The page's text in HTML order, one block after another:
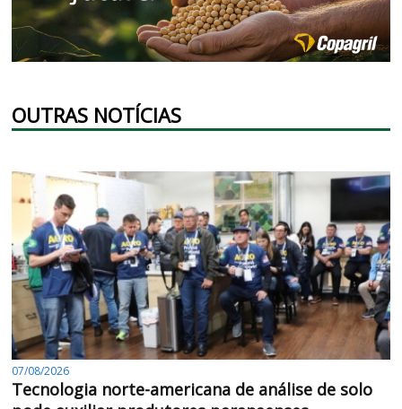
OUTRAS NOTÍCIAS
07/08/2026
Tecnologia norte-americana de análise de solo